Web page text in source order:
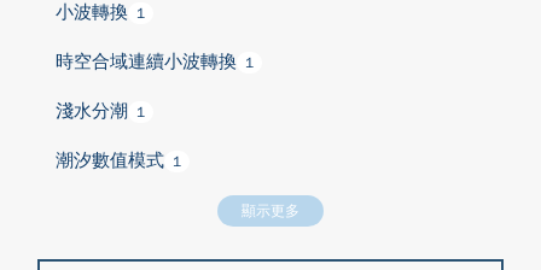
小波轉換 1
時空合域連續小波轉換 1
淺水分潮 1
潮汐數值模式 1
顯示更多